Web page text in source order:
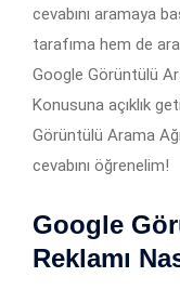
cevabını aramaya
tarafıma hem de
Google Görüntülü
Konusuna açıklık
Görüntülü Arama
cevabını öğrenelim!
Google
Reklamı